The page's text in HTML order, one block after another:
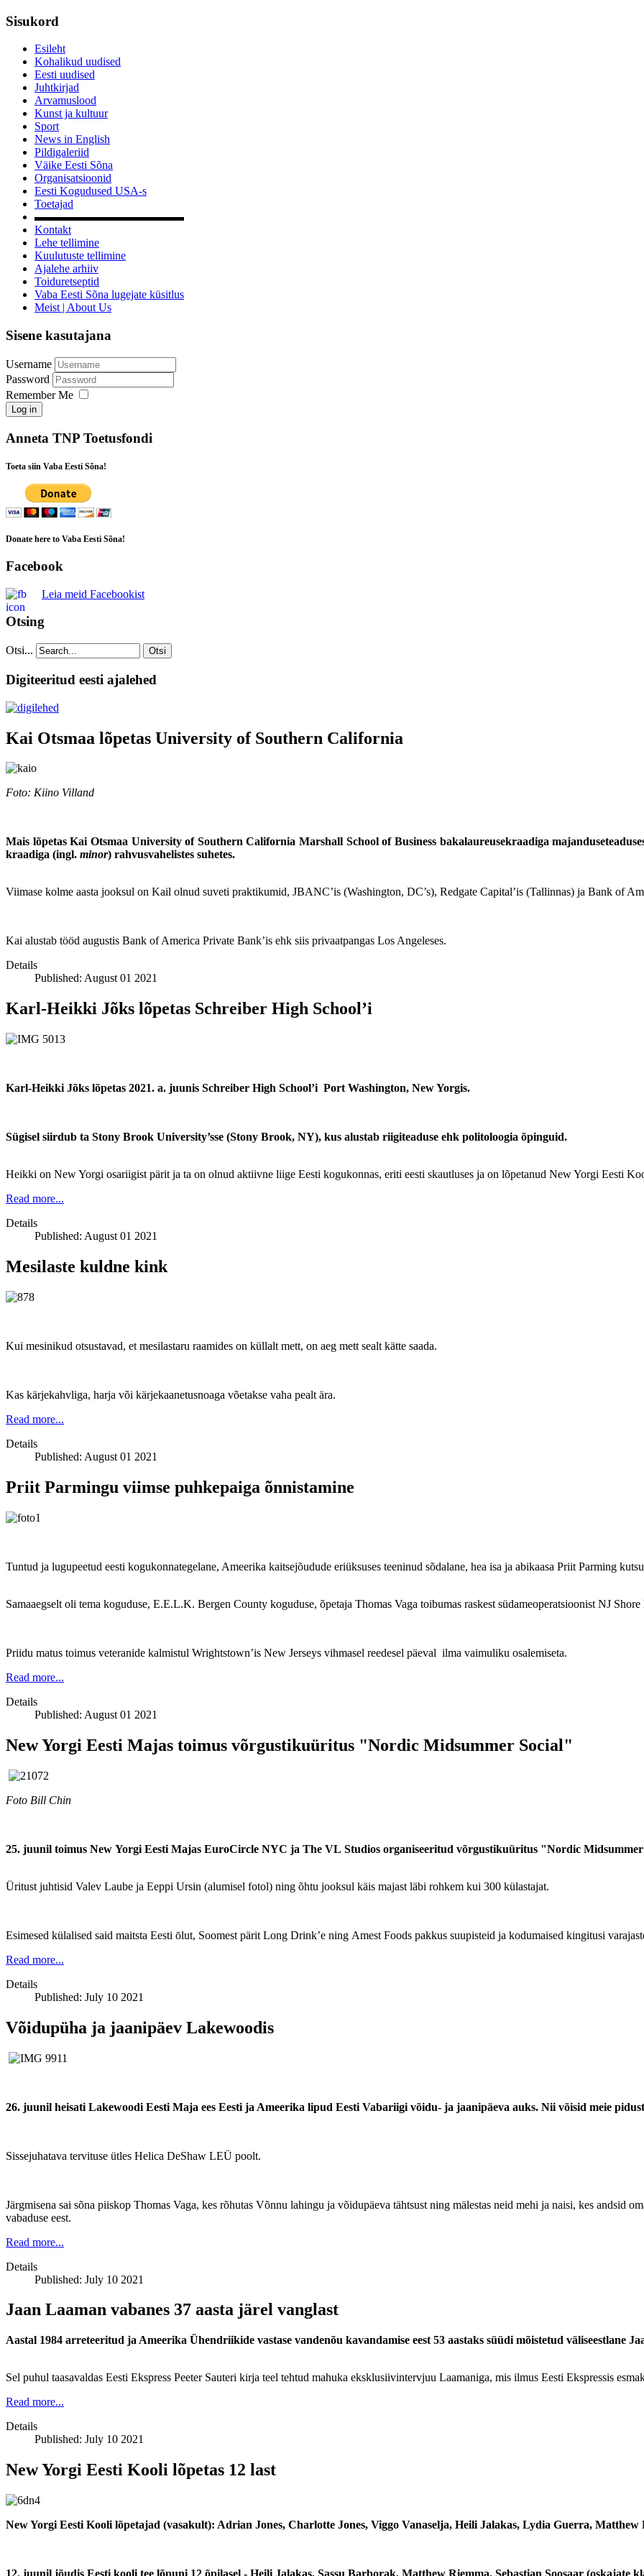
Sisukord
Esileht
Kohalikud uudised
Eesti uudised
Juhtkirjad
Arvamuslood
Kunst ja kultuur
Sport
News in English
Pildigaleriid
Väike Eesti Sõna
Organisatsioonid
Eesti Kogudused USA-s
Toetajad
▬▬▬▬▬▬▬▬▬▬▬▬▬
Kontakt
Lehe tellimine
Kuulutuste tellimine
Ajalehe arhiiv
Toiduretseptid
Vaba Eesti Sõna lugejate küsitlus
Meist | About Us
Sisene kasutajana
Username
Password
Remember Me
Log in
Anneta TNP Toetusfondi
Toeta siin Vaba Eesti Sõna!
Donate here to Vaba Eesti Sõna!
Facebook
Leia meid Facebookist
Otsing
Otsi... Otsi
Digiteeritud eesti ajalehed
Kai Otsmaa lõpetas University of Southern California
Foto: Kiino Villand
Mais lõpetas Kai Otsmaa University of Southern California Marshall School of Business bakalaureusekraadiga
kraadiga (ingl. minor) rahvusvahelistes suhetes.
Viimase kolme aasta jooksul on Kail olnud suveti praktikumid, JBANC’is (Washington, DC’s), Redgate Capital’is (Tallinnas) ja Bank of
Kai alustab tööd augustis Bank of America Private Bank’is ehk siis privaatpangas Los Angeleses.
Details
Published: August 01 2021
Karl-Heikki Jõks lõpetas Schreiber High School’i
Karl-Heikki Jõks lõpetas 2021. a. juunis Schreiber High School’i Port Washington, New Yorgis.
Sügisel siirdub ta Stony Brook University’sse (Stony Brook, NY), kus alustab riigiteaduse ehk politoloogia õpinguid.
Heikki on New Yorgi osariigist pärit ja ta on olnud aktiivne liige Eesti kogukonnas, eriti eesti skautluses ja on lõpetanud New Yorgi Eesti
Read more...
Details
Published: August 01 2021
Mesilaste kuldne kink
Kui mesinikud otsustavad, et mesilastaru raamides on küllalt mett, on aeg mett sealt kätte saada.
Kas kärjekahvliga, harja või kärjekaanetusnoaga võetakse vaha pealt ära.
Read more...
Details
Published: August 01 2021
Priit Parmingu viimse puhkepaiga õnnistamine
Tuntud ja lugupeetud eesti kogukonnategelane, Ameerika kaitsejõudude eriüksuses teeninud sõdalane, hea isa ja abikaasa Priit Parming
Samaaegselt oli tema koguduse, E.E.L.K. Bergen County koguduse, õpetaja Thomas Vaga toibumas raskest südameoperatsioonist NJ Shore
Priidu matus toimus veteranide kalmistul Wrightstown’is New Jerseys vihmasel reedesel päeval ilma vaimuliku osalemiseta.
Read more...
Details
Published: August 01 2021
New Yorgi Eesti Majas toimus võrgustikuüritus "Nordic Midsummer Social"
Foto Bill Chin
25. juunil toimus New Yorgi Eesti Majas EuroCircle NYC ja The VL Studios organiseeritud võrgustikuüritus "Nordic
Üritust juhtisid Valev Laube ja Eeppi Ursin (alumisel fotol) ning õhtu jooksul käis majast läbi rohkem kui 300 külastajat.
Esimesed külalised said maitsta Eesti ōlut, Soomest pärit Long Drink’e ning Amest Foods pakkus suupisteid ja kodumaised kingitusi
Read more...
Details
Published: July 10 2021
Võidupüha ja jaanipäev Lakewoodis
26. juunil heisati Lakewoodi Eesti Maja ees Eesti ja Ameerika lipud Eesti Vabariigi võidu- ja jaanipäeva auks. Nii võisid meie
Sissejuhatava tervituse ütles Helica DeShaw LEÜ poolt.
Järgmisena sai sõna piiskop Thomas Vaga, kes rõhutas Võnnu lahingu ja võidupäeva tähtsust ning mälestas neid mehi ja naisi, kes andsid
vabaduse eest.
Read more...
Details
Published: July 10 2021
Jaan Laaman vabanes 37 aasta järel vanglast
Aastal 1984 arreteeritud ja Ameerika Ühendriikide vastase vandenõu kavandamise eest 53 aastaks süüdi mõistetud väliseestlane
Sel puhul taasavaldas Eesti Ekspress Peeter Sauteri kirja teel tehtud mahuka eksklusiivintervjuu Laamaniga, mis ilmus Eesti Ekspressis
Read more...
Details
Published: July 10 2021
New Yorgi Eesti Kooli lõpetas 12 last
New Yorgi Eesti Kooli lõpetajad (vasakult): Adrian Jones, Charlotte Jones, Viggo Vanaselja, Heili Jalakas, Lydia Guerra,